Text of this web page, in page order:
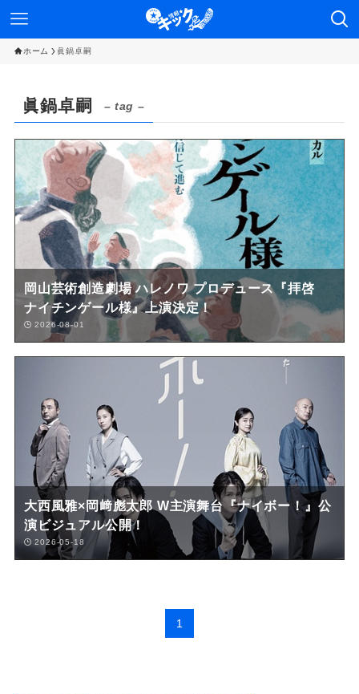
ホーム 眞鍋卓嗣
眞鍋卓嗣 – tag –
岡山芸術創造劇場 ハレノワ プロデュース『拝啓
ナイチンゲール様』上演決定！
2026-08-01
大西風雅×岡﨑彪太郎 W主演舞台『ナイボー！』公
演ビジュアル公開！
2026-05-18
1